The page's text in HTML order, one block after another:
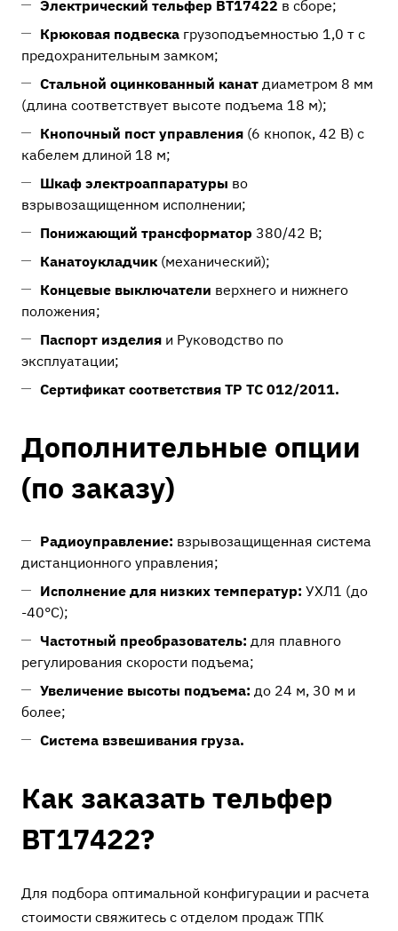
Электрический тельфер ВТ17422 в сборе;
Крюковая подвеска грузоподъемностью 1,0 т с
предохранительным замком;
Стальной оцинкованный канат диаметром 8 мм
(длина соответствует высоте подъема 18 м);
Кнопочный пост управления (6 кнопок, 42 В) с
кабелем длиной 18 м;
Шкаф электроаппаратуры во
взрывозащищенном исполнении;
Понижающий трансформатор 380/42 В;
Канатоукладчик (механический);
Концевые выключатели верхнего и нижнего
положения;
Паспорт изделия и Руководство по
эксплуатации;
Сертификат соответствия ТР ТС 012/2011.
Дополнительные опции
(по заказу)
Радиоуправление: взрывозащищенная система
дистанционного управления;
Исполнение для низких температур: УХЛ1 (до
-40°C);
Частотный преобразователь: для плавного
регулирования скорости подъема;
Увеличение высоты подъема: до 24 м, 30 м и
более;
Система взвешивания груза.
Как заказать тельфер
ВТ17422?
Для подбора оптимальной конфигурации и расчета
стоимости свяжитесь с отделом продаж ТПК